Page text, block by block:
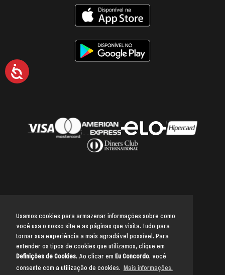
Usamos cookies para armazenar informações sobre como
você usa o nosso site e as páginas que visita. Tudo para
tornar sua experiência a mais agradável possível. Para
entender os tipos de cookies que utilizamos, clique em
Definições de Cookies. Ao clicar em Eu Concordo, você
consente com a utilização de cookies. Mais informações.
Acessibilidade
Voltar para o topo